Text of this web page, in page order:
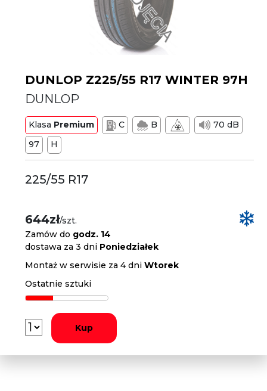
DUNLOP Z225/55 R17 WINTER 97H
DUNLOP
Klasa Premium C B
70 dB
97
H
225/55 R17
644zł/szt.
Zamów do godz. 14
dostawa za 3 dni Poniedziałek
Montaż w serwisie za 4 dniWtorek
Ostatnie sztuki
Kup